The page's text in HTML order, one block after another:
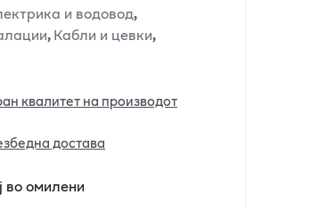
и водовод,
,Кабли и цевки,
квалитет на производот
достава
во омилени